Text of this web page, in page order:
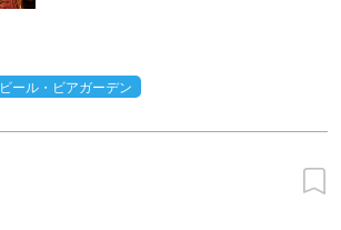
ビール・ビアガーデン